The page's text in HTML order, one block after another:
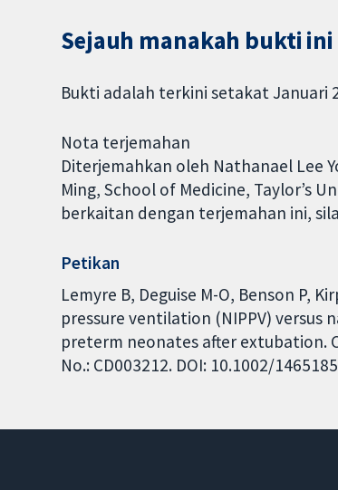
Sejauh manakah bukti
Bukti adalah terkini setakat Januari
Nota terjemahan
Diterjemahkan oleh Nathanael Lee
Ming, School of Medicine, Taylor’s
berkaitan dengan terjemahan ini,
Petikan
Lemyre B, Deguise M-O, Benson P,
pressure ventilation (NIPPV) versus
preterm neonates after extubation.
No.: CD003212. DOI: 10.1002/